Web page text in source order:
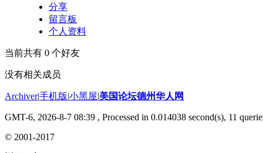
分享
留言板
个人资料
当前共有 0 个好友
没有相关成员
Archiver|手机版|小黑屋|美国论坛德州华人网
GMT-6, 2026-8-7 08:39 , Processed in 0.014038 second(s), 11
© 2001-2017